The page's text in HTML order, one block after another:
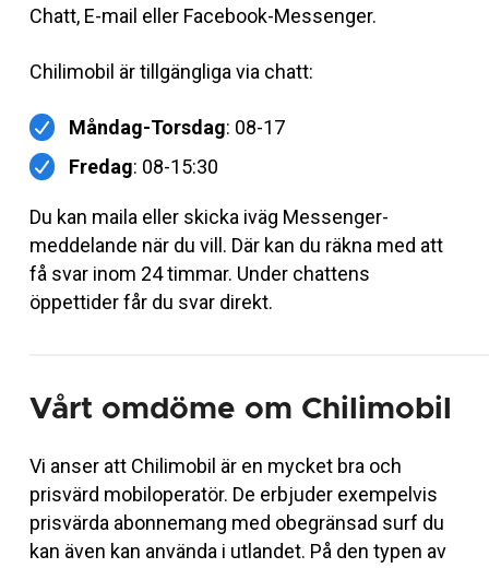
Chatt, E-mail eller Facebook-Messenger.
Chilimobil är tillgängliga via chatt:
Måndag-Torsdag: 08-17
Fredag: 08-15:30
Du kan maila eller skicka iväg Messenger-
meddelande när du vill. Där kan du räkna med att
få svar inom 24 timmar. Under chattens
öppettider får du svar direkt.
Vårt omdöme om Chilimobil
Vi anser att Chilimobil är en mycket bra och
prisvärd mobiloperatör. De erbjuder exempelvis
prisvärda abonnemang med obegränsad surf du
kan även kan använda i utlandet. På den typen av